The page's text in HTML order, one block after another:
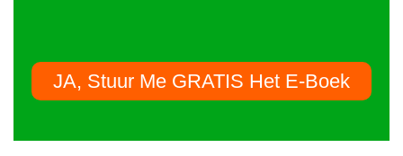
JA, Stuur Me GRATIS Het E-Boek